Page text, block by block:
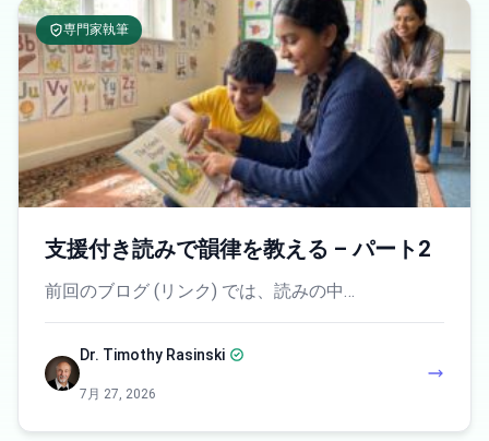
専門家執筆
支援付き読みで韻律を教える – パート2
前回のブログ (リンク) では、読みの中…
Dr. Timothy Rasinski
7月 27, 2026